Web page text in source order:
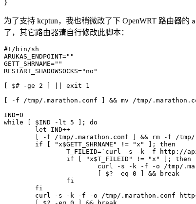
为了支持 kcptun，我也稍微改了下 OpenWRT 路由器的
了，其它路由器请自行修改此脚本：
#!/bin/sh
ARUKAS_ENDPOINT=""
GETT_SHRNAME=""
RESTART_SHADOWSOCKS="no"
[ $# -ge 2 ] || exit 1
[ -f /tmp/.marathon.conf ] && mv /tmp/
IND=0
while [ $IND -lt 5 ]; do